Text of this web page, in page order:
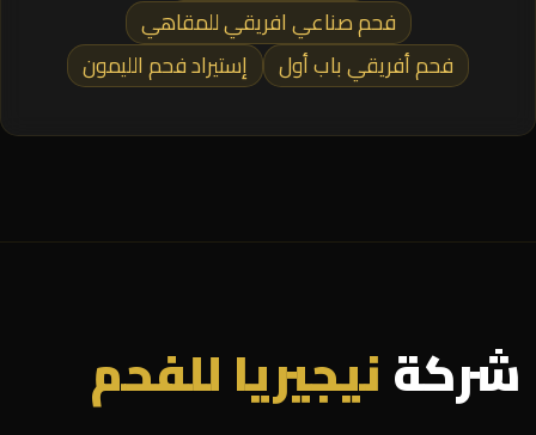
فحم صناعي افريقي للمقاهي
فحم أفريقي باب أول
إستيراد فحم الليمون
شركةنيجيريا للفحم